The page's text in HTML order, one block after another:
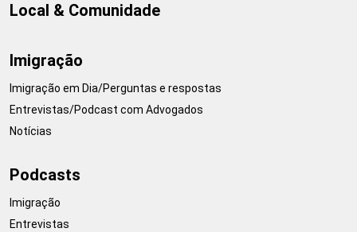
Local & Comunidade
Imigração
Imigração em Dia/Perguntas e respostas
Entrevistas/Podcast com Advogados
Notícias
Podcasts
Imigração
Entrevistas